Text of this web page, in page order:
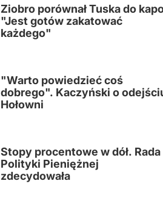
Ziobro porównał Tuska do
"Jest gotów zakatować
każdego"
"Warto powiedzieć coś
dobrego". Kaczyński o
Hołowni
Stopy procentowe w dół. Rada
Polityki Pieniężnej
zdecydowała